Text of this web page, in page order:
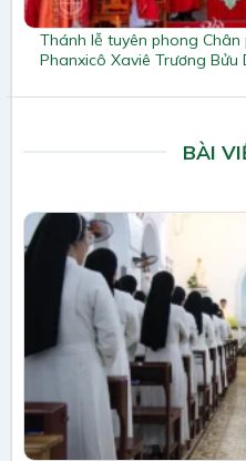
Thánh lễ tuyên phong Chân
Phanxicô Xaviê Trương Bửu
BÀI